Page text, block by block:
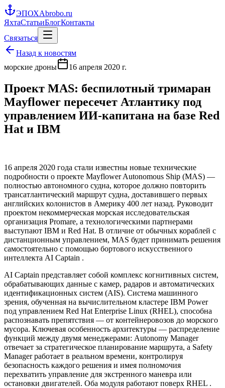
ЭПОХАbrobo.ru
ЯхтаСтатьиБлогКонтакты
Связаться
Назад к новостям
морские дроны
16 апреля 2020 г.
Проект MAS: беспилотный тримаран
Mayflower пересечет Атлантику под
управлением ИИ-капитана на базе Red
Hat и IBM
16 апреля 2020 года стали известны новые технические
подробности о проекте Mayflower Autonomous Ship (MAS) —
полностью автономного судна, которое должно повторить
трансатлантический маршрут судна, доставившего первых
английских колонистов в Америку 400 лет назад. Руководит
проектом некоммерческая морская исследовательская
организация Promare, а технологическими партнерами
выступают IBM и Red Hat. В отличие от обычных кораблей с
дистанционным управлением, MAS будет принимать решения
самостоятельно с помощью бортового искусственного
интеллекта AI Captain .
AI Captain представляет собой комплекс когнитивных систем,
обрабатывающих данные с камер, радаров и автоматических
идентификационных систем (AIS). Система машинного
зрения, обученная на вычислительном кластере IBM Power
под управлением Red Hat Enterprise Linux (RHEL), способна
распознавать препятствия — от контейнеровозов до морского
мусора. Ключевая особенность архитектуры — распределение
функций между двумя менеджерами: Autonomy Manager
отвечает за стратегическое планирование маршрута, а Safety
Manager работает в реальном времени, контролируя
безопасность каждого решения и имея полномочия
перехватить управление для экстренного маневра или
остановки двигателей. Оба модуля работают поверх RHEL .